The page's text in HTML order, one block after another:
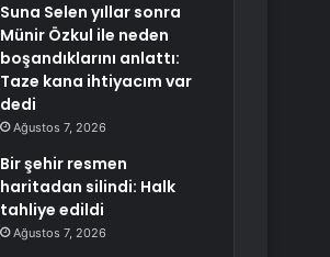
Suna Selen yıllar sonra
Münir Özkul ile neden
boşandıklarını anlattı:
Taze kana ihtiyacım var
dedi
Ağustos 7, 2026
Bir şehir resmen
haritadan silindi: Halk
tahliye edildi
Ağustos 7, 2026